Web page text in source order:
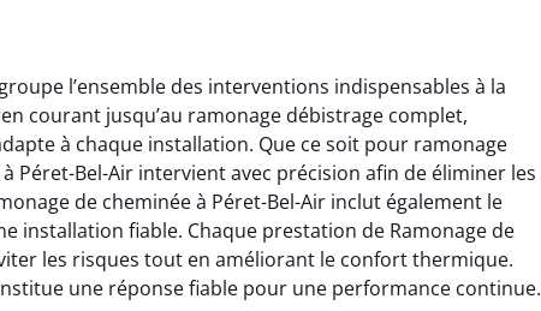
l’ensemble des interventions indispensables à la
courant jusqu’au ramonage débistrage complet,
à chaque installation. Que ce soit pour ramonage
Péret-Bel-Air intervient avec précision afin de éliminer les
de cheminée à Péret-Bel-Air inclut également le
installation fiable. Chaque prestation de Ramonage de
les risques tout en améliorant le confort thermique.
une réponse fiable pour une performance continue.
Perrin
22 janvier 2026
rapide et très
Yannick Morel
12 juillet 2025
Intervention très efficace